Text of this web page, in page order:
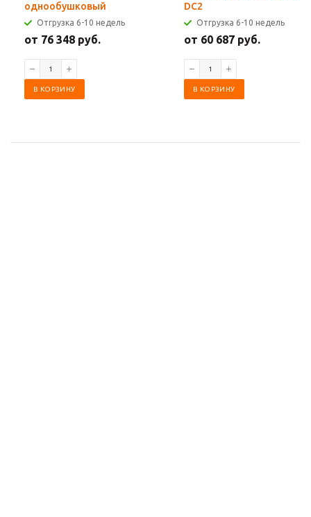
однообушковый
Отгрузка 6-10 недель
от 76 348 руб.
В КОРЗИНУ
DC2
Отгрузка 6-10 недель
от 60 687 руб.
В КОРЗИНУ